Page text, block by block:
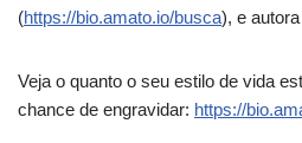
(https://bio.amato.io/busca), e
Veja o quanto o seu estilo de vida
chance de engravidar: https://